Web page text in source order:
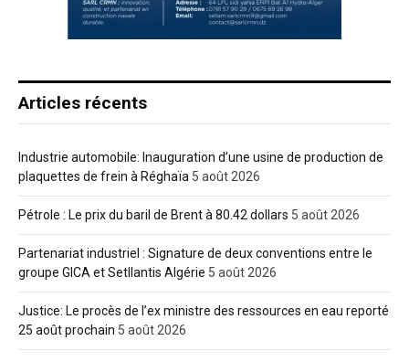
Articles récents
Industrie automobile: Inauguration d’une usine de production de
plaquettes de frein à Réghaïa 5 août 2026
Pétrole : Le prix du baril de Brent à 80.42 dollars 5 août 2026
Partenariat industriel : Signature de deux conventions entre le
groupe GICA et Setllantis Algérie 5 août 2026
Justice: Le procès de l’ex ministre des ressources en eau reporté
25 août prochain 5 août 2026